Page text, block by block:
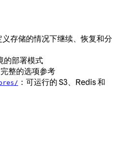
义存储的情况下继续、恢复和分
的部署模式
完整的选项参考
：可运行的 S3、Redis 和